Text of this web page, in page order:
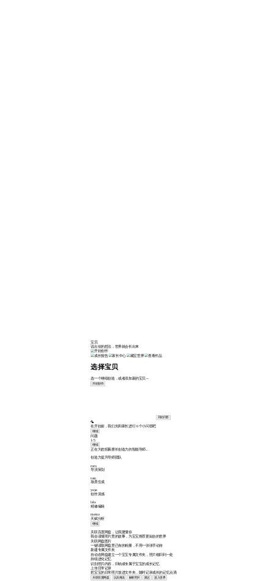
宝贝
说出你的想法，世界就会长出来
选择宝贝
选一个继续创造，或者添加新的宝贝～
开始创作
开始问答
🦜
在开始前，我们先和家长进行 6 个小问答吧
继续
问题
1/5
继续
正在为您招募擅长创造力的智能导师...
创造力提升导师团队
roro
导演策划
toto
场景生成
yaya
创作灵感
lala
精修编辑
momo
天赋分析
继续
关联百度网盘，让我更懂你
我会读懂照片里的故事，为宝宝推荐更贴合的世界
关联网盘图片
一键读取网盘里已有的相册，不用一张张手动传
新建专属文件夹
自动在网盘建立一个宝宝专属文件夹，照片都归到一处
持续进化记忆
识别照片内容，归纳成专属于宝宝的成长记忆
上传日常记录
把宝宝的日常照片放进文件夹，随时记录成长的记忆点滴
关联百度网盘 以后再说 解析照片 跳过 进入世界